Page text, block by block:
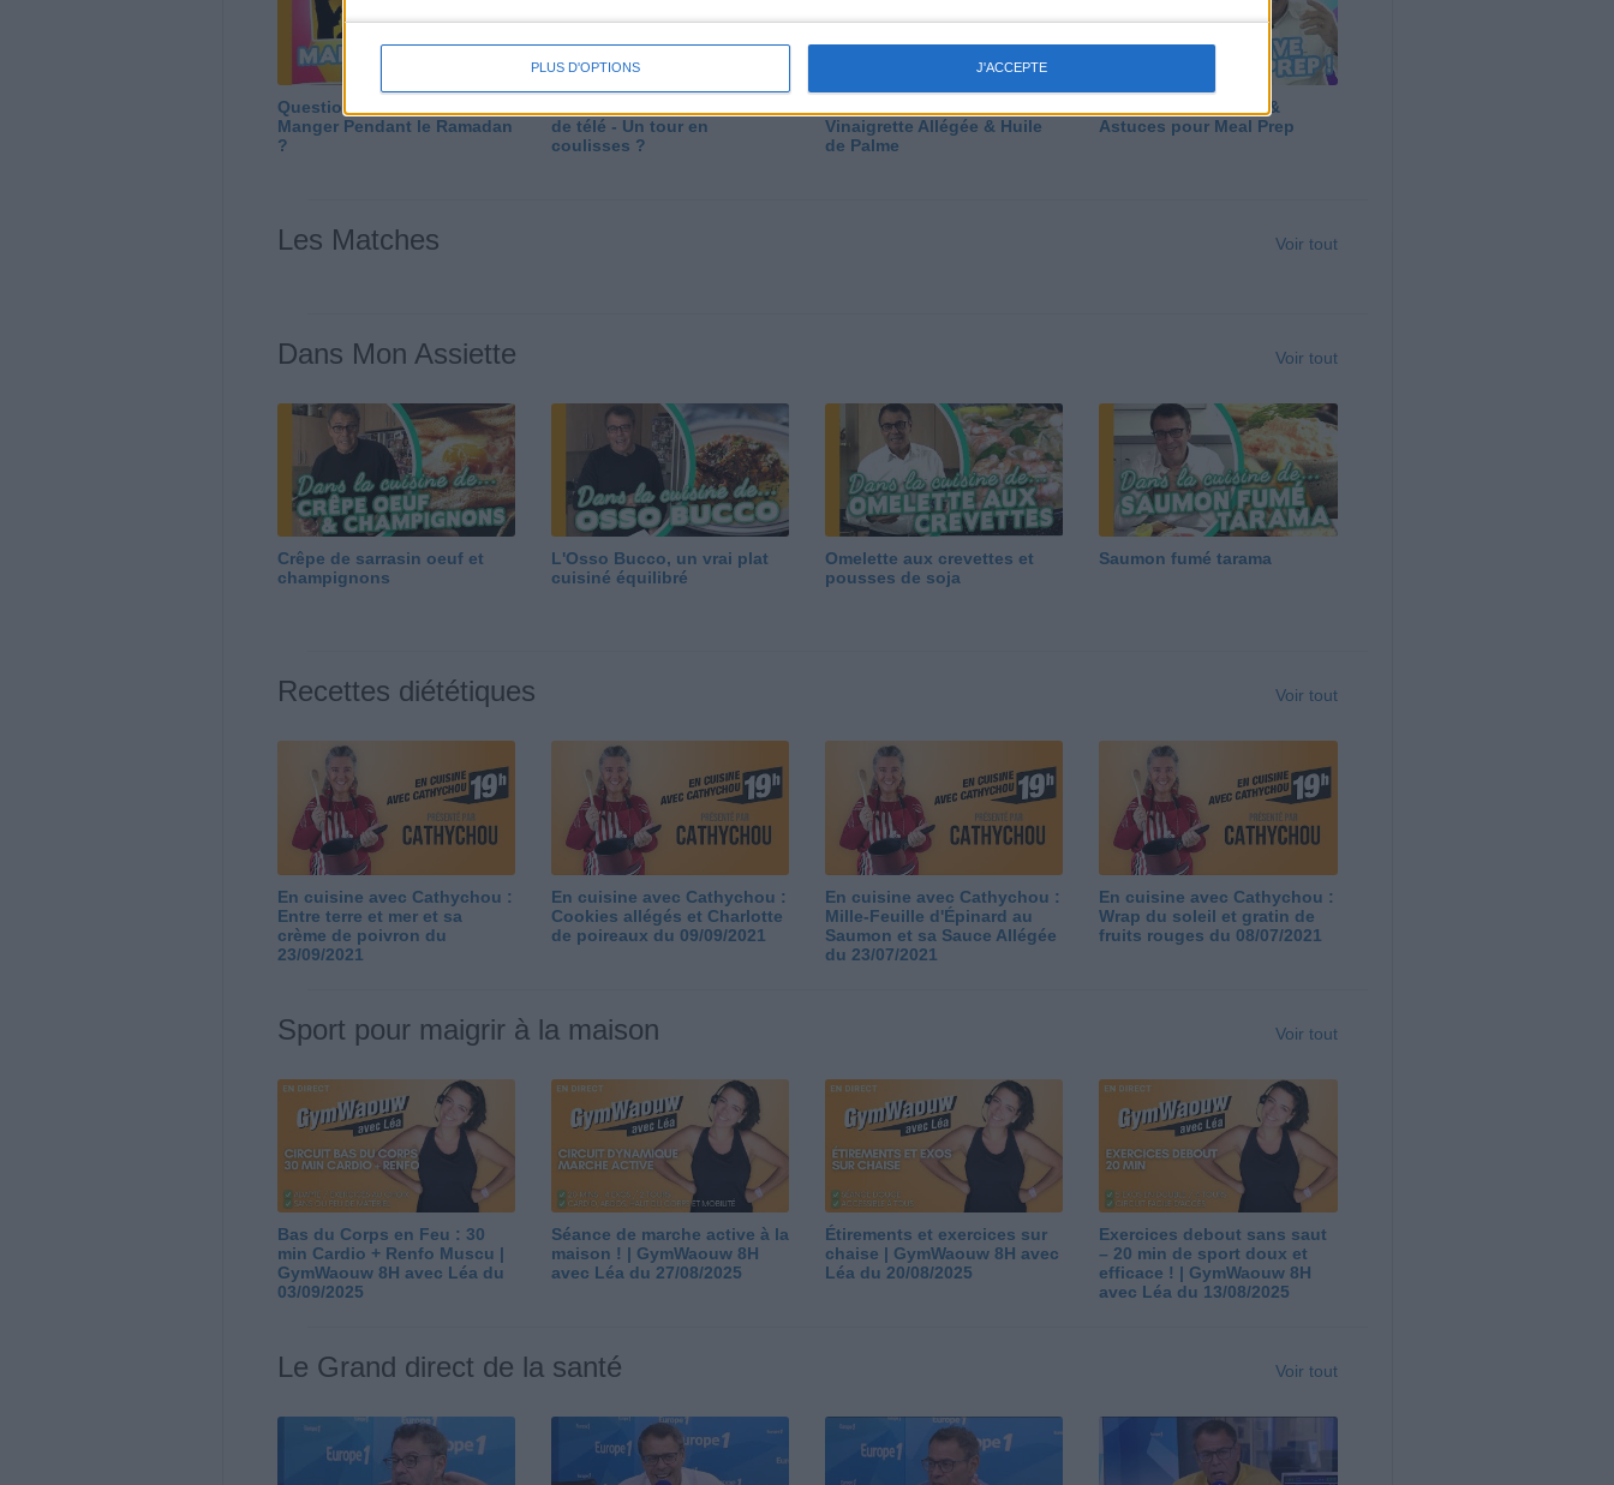
PLUS D'OPTIONS J'ACCEPTE
Question/Réponse : Que
Manger Pendant le Ramadan
?
de télé - Un tour en
coulisses ?
Vinaigrette Allégée & Huile
de Palme
Panga, Huile d'Olive &
Astuces pour Meal Prep
Les Matches Voir tout
Dans Mon Assiette Voir tout
Crêpe de sarrasin oeuf et
champignons
L'Osso Bucco, un vrai plat
cuisiné équilibré
Omelette aux crevettes et
pousses de soja
Saumon fumé tarama
Recettes diététiques Voir tout
En cuisine avec Cathychou :
Entre terre et mer et sa
crème de poivron du
23/09/2021
En cuisine avec Cathychou :
Cookies allégés et Charlotte
de poireaux du 09/09/2021
En cuisine avec Cathychou :
Mille-Feuille d'Épinard au
Saumon et sa Sauce Allégée
du 23/07/2021
En cuisine avec Cathychou :
Wrap du soleil et gratin de
fruits rouges du 08/07/2021
Sport pour maigrir à la maison Voir tout
Bas du Corps en Feu : 30
min Cardio + Renfo Muscu |
GymWaouw 8H avec Léa du
03/09/2025
Séance de marche active à la
maison ! | GymWaouw 8H
avec Léa du 27/08/2025
Étirements et exercices sur
chaise | GymWaouw 8H avec
Léa du 20/08/2025
Exercices debout sans saut
– 20 min de sport doux et
efficace ! | GymWaouw 8H
avec Léa du 13/08/2025
Le Grand direct de la santé Voir tout